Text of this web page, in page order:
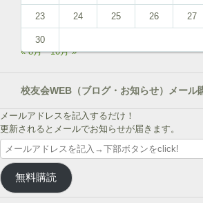
23 24 25 26 27
30
« 8月
10月 »
校友会WEB（ブログ・お知らせ）メール
メールアドレスを記入するだけ！
更新されるとメールでお知らせが届きます。
ー
ル
ア
ド
無料購読